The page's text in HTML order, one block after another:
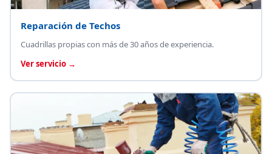
Reparación de Techos
Cuadrillas propias con más de 30 años de experiencia.
Ver servicio →